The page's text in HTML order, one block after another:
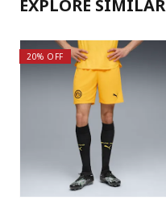
EXPLORE SIMILAR
20% OFF